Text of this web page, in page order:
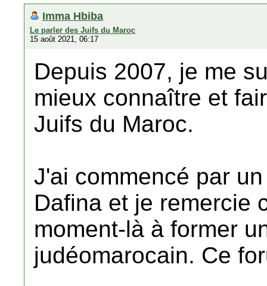
Imma Hbiba
Le parler des Juifs du Maroc
15 août 2021, 06:17
Depuis 2007, je me
mieux connaître et
Juifs du Maroc.
J'ai commencé par
Dafina et je remercie
moment-là à former
judéomarocain. Ce